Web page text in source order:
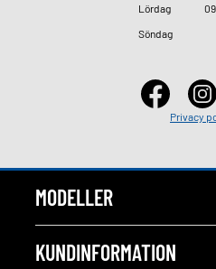
Lördag
09
Söndag
Privacy
MODELLER
KUNDINFORMATION